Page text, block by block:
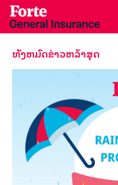
ທັງ​ຫມົດ​ຂ່າວ​ຫລ້າ​ສຸດ​